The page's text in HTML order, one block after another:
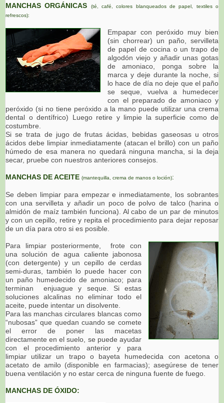
MANCHAS ORGÁNICAS
(té, café, colores blanqueados de papel, textiles o
refrescos):
Empapar con peróxido muy bien
(sin chorrear) un paño, servilleta
de papel de cocina o un trapo de
algodón viejo y añadir unas gotas
de amoniaco, ponga sobre la
marca y deje durante la noche, si
lo hace de día no deje que el paño
se seque, vuelva a humedecer
con el preparado de amoniaco y
peróxido (si no tiene peróxido a la mano puede utilizar una crema
dental o dentífrico) Luego retire y limpie la superficie como de
costumbre.
Si se trata de jugo de frutas ácidas, bebidas gaseosas u otros
ácidos debe limpiar inmediatamente (atacan el brillo) con un paño
húmedo de esa manera no quedará ninguna mancha, si la deja
secar, pruebe con nuestros anteriores consejos.
MANCHAS DE ACEITE (mantequilla, crema de manos o loción):
Se deben limpiar para empezar e inmediatamente, los sobrantes
con una servilleta y añadir un poco de polvo de talco (harina o
almidón de maíz también funciona). Al cabo de un par de minutos
y con un cepillo, retire y repita el procedimiento para dejar reposar
de un día para otro si es posible.
Para limpiar posteriormente, frote con
una solución de agua caliente jabonosa
(con detergente) y un cepillo de cerdas
semi-duras, también lo puede hacer con
un paño humedecido de amoniaco; para
terminan enjuague y seque. Si estas
soluciones alcalinas no eliminar todo el
aceite, puede intentar un disolvente.
Para las manchas circulares blancas como
“nubosas” que quedan cuando se comete
el error de poner las macetas
directamente en el suelo, se puede ayudar
con el procedimiento anterior y para
limpiar utilizar un trapo o bayeta humedecida con acetona o
acetato de amilo (disponible en farmacias); asegúrese de tener
buena ventilación y no estar cerca de ninguna fuente de fuego.
MANCHAS DE ÓXIDO: